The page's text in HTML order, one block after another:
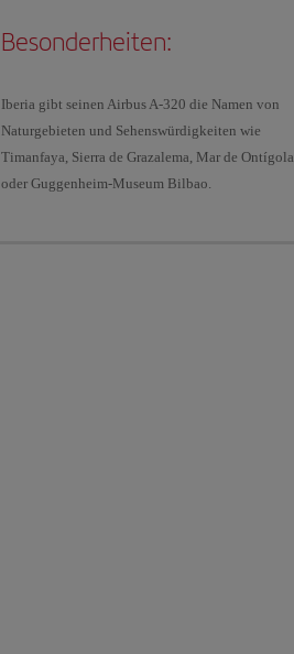
Besonderheiten:
Iberia gibt seinen Airbus A-320 die Namen von
Naturgebieten und Sehenswürdigkeiten wie
Timanfaya, Sierra de Grazalema, Mar de Ontígola
oder Guggenheim-Museum Bilbao.